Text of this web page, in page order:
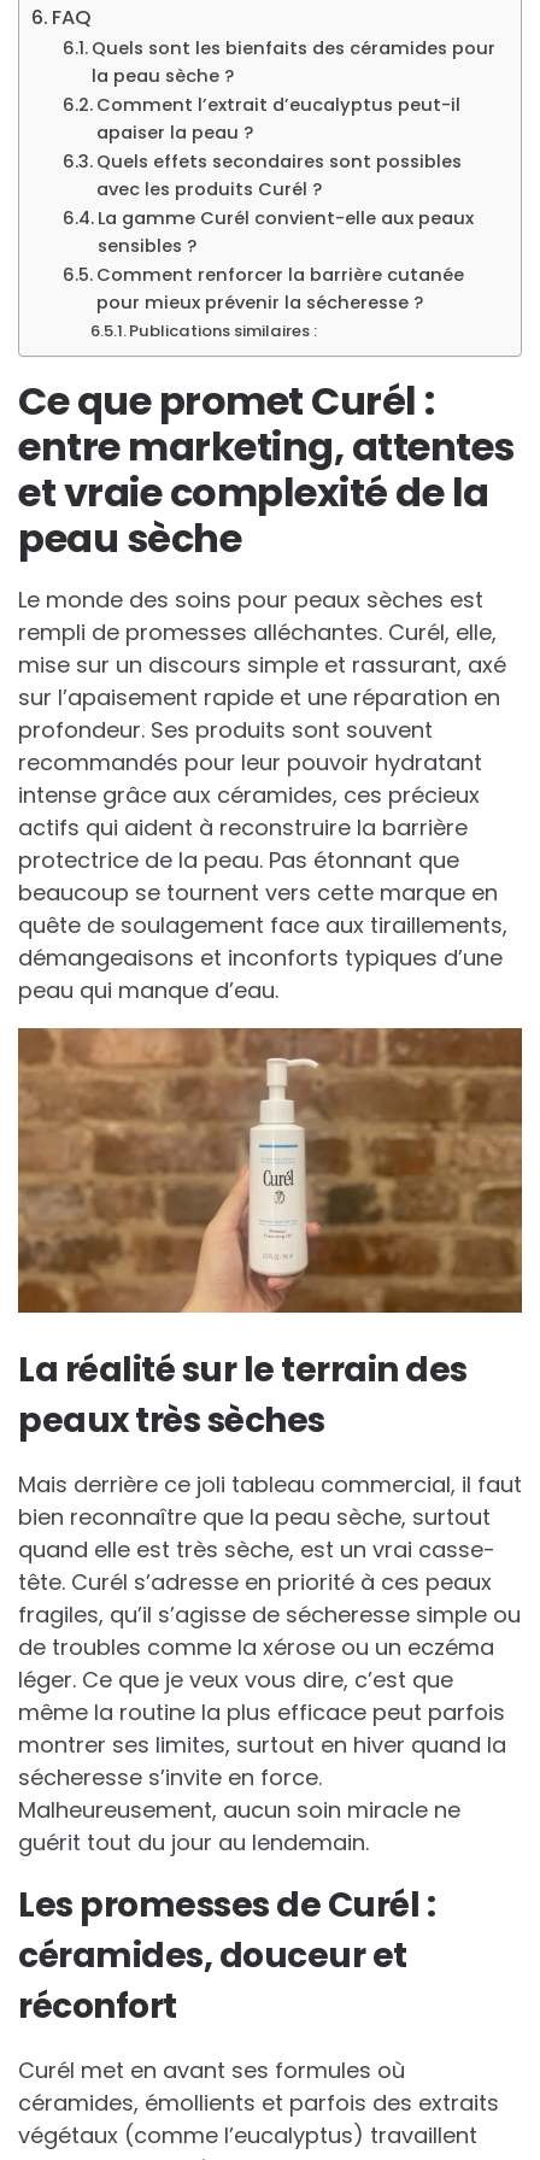
FAQ
Quels sont les bienfaits des céramides pour
la peau sèche ?
Comment l’extrait d’eucalyptus peut-il
apaiser la peau ?
Quels effets secondaires sont possibles
avec les produits Curél ?
La gamme Curél convient-elle aux peaux
sensibles ?
Comment renforcer la barrière cutanée
pour mieux prévenir la sécheresse ?
Publications similaires :
Ce que promet Curél :
entre marketing, attentes
et vraie complexité de la
peau sèche
Le monde des soins pour peaux sèches est
rempli de promesses alléchantes. Curél, elle,
mise sur un discours simple et rassurant, axé
sur l’apaisement rapide et une réparation en
profondeur. Ses produits sont souvent
recommandés pour leur pouvoir hydratant
intense grâce aux céramides, ces précieux
actifs qui aident à reconstruire la barrière
protectrice de la peau. Pas étonnant que
beaucoup se tournent vers cette marque en
quête de soulagement face aux tiraillements,
démangeaisons et inconforts typiques d’une
peau qui manque d’eau.
La réalité sur le terrain des
peaux très sèches
Mais derrière ce joli tableau commercial, il faut
bien reconnaître que la peau sèche, surtout
quand elle est très sèche, est un vrai casse-
tête. Curél s’adresse en priorité à ces peaux
fragiles, qu’il s’agisse de sécheresse simple ou
de troubles comme la xérose ou un eczéma
léger. Ce que je veux vous dire, c’est que
même la routine la plus efficace peut parfois
montrer ses limites, surtout en hiver quand la
sécheresse s’invite en force.
Malheureusement, aucun soin miracle ne
guérit tout du jour au lendemain.
Les promesses de Curél :
céramides, douceur et
réconfort
Curél met en avant ses formules où
céramides, émollients et parfois des extraits
végétaux (comme l’eucalyptus) travaillent